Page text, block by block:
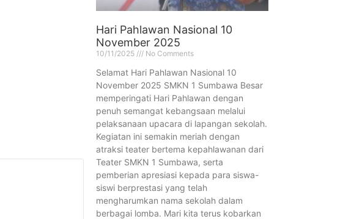
Hari Pahlawan Nasional 10
November 2025
10/11/2025 No Comments
Selamat Hari Pahlawan Nasional 10
November 2025 SMKN 1 Sumbawa Besar
memperingati Hari Pahlawan dengan
penuh semangat kebangsaan melalui
pelaksanaan upacara di lapangan sekolah.
Kegiatan ini semakin meriah dengan
atraksi teater bertema kepahlawanan dari
Teater SMKN 1 Sumbawa, serta
pemberian apresiasi kepada para siswa-
siswi berprestasi yang telah
mengharumkan nama sekolah dalam
berbagai lomba. Mari kita terus kobarkan